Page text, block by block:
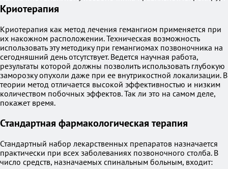
Криотерапия
Криотерапия как метод лечения гемангиом применяется при
их накожном расположении. Техническая возможность
использовать эту методику при гемангиомах позвоночника на
сегодняшний день отсутствует. Ведется научная работа,
результаты которой должны позволить использовать глубокую
заморозку опухоли даже при ее внутрикостной локализации. В
теории метод отличается высокой эффективностью и низким
количеством побочных эффектов. Так ли это на самом деле,
покажет время.
Стандартная фармакологическая терапия
Стандартный набор лекарственных препаратов назначается
практически при всех заболеваниях позвоночного столба. В
число средств, назначаемых спинальным больным, входит: